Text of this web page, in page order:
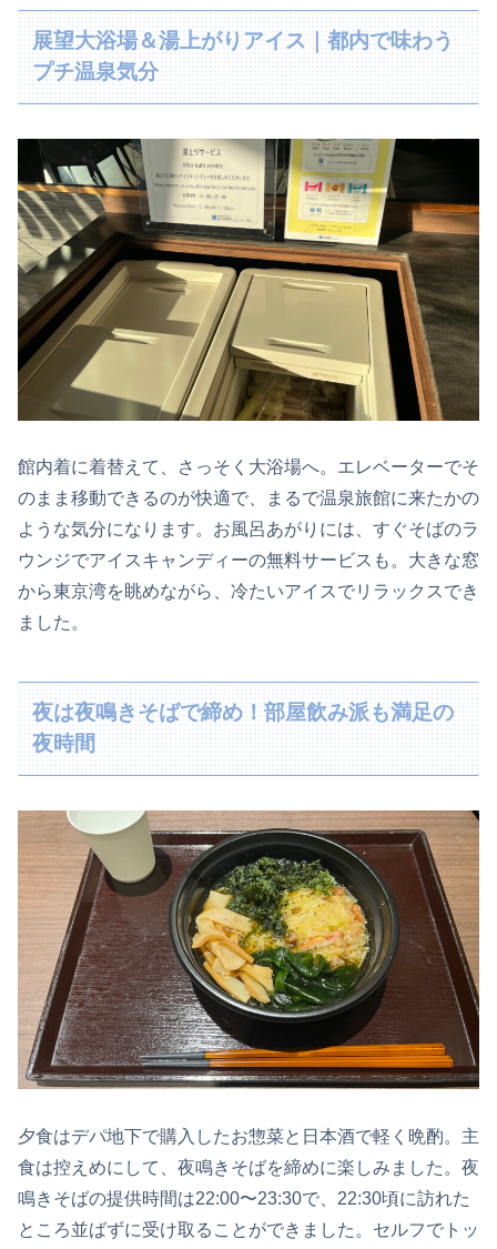
展望大浴場＆湯上がりアイス｜都内で味わう
プチ温泉気分
館内着に着替えて、さっそく大浴場へ。エレベーターでそ
のまま移動できるのが快適で、まるで温泉旅館に来たかの
ような気分になります。お風呂あがりには、すぐそばのラ
ウンジでアイスキャンディーの無料サービスも。大きな窓
から東京湾を眺めながら、冷たいアイスでリラックスでき
ました。
夜は夜鳴きそばで締め！部屋飲み派も満足の
夜時間
夕食はデパ地下で購入したお惣菜と日本酒で軽く晩酌。主
食は控えめにして、夜鳴きそばを締めに楽しみました。夜
鳴きそばの提供時間は22:00〜23:30で、22:30頃に訪れた
ところ並ばずに受け取ることができました。セルフでトッ